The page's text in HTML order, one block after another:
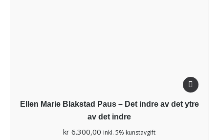
Ellen Marie Blakstad Paus – Det indre av det ytre
av det indre
kr 6.300,00 inkl. 5% kunstavgift